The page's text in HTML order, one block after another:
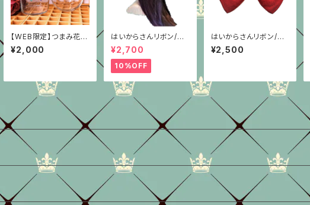
【WEB限定】つまみ花ピ
アスⅠ
¥2,000
はいからさんリボン/柄
重ね/抹茶グリーン/4
種/ちりめん
¥2,700
10%OFF
はいからさんリボン/深
紅/ちりめん
¥2,500